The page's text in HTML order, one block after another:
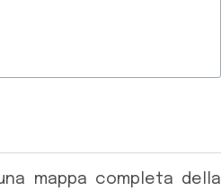
mappa completa della